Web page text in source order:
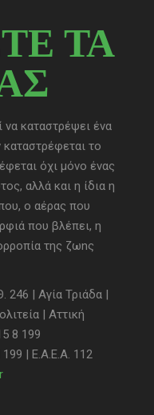
ΤΑ
να καταστρέψει ένα
το
όχι μόνο ένας
αλλά και η ίδια η
ο αέρας που
που βλέπει, η
της ζωnς
246 | Αγία Τριάδα |
| Αττική
8 199
| Ε.Α.Ε.Α. 112